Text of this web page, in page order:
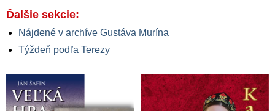
Ďalšie sekcie:
Nájdené v archíve Gustáva Murína
Týždeň podľa Terezy